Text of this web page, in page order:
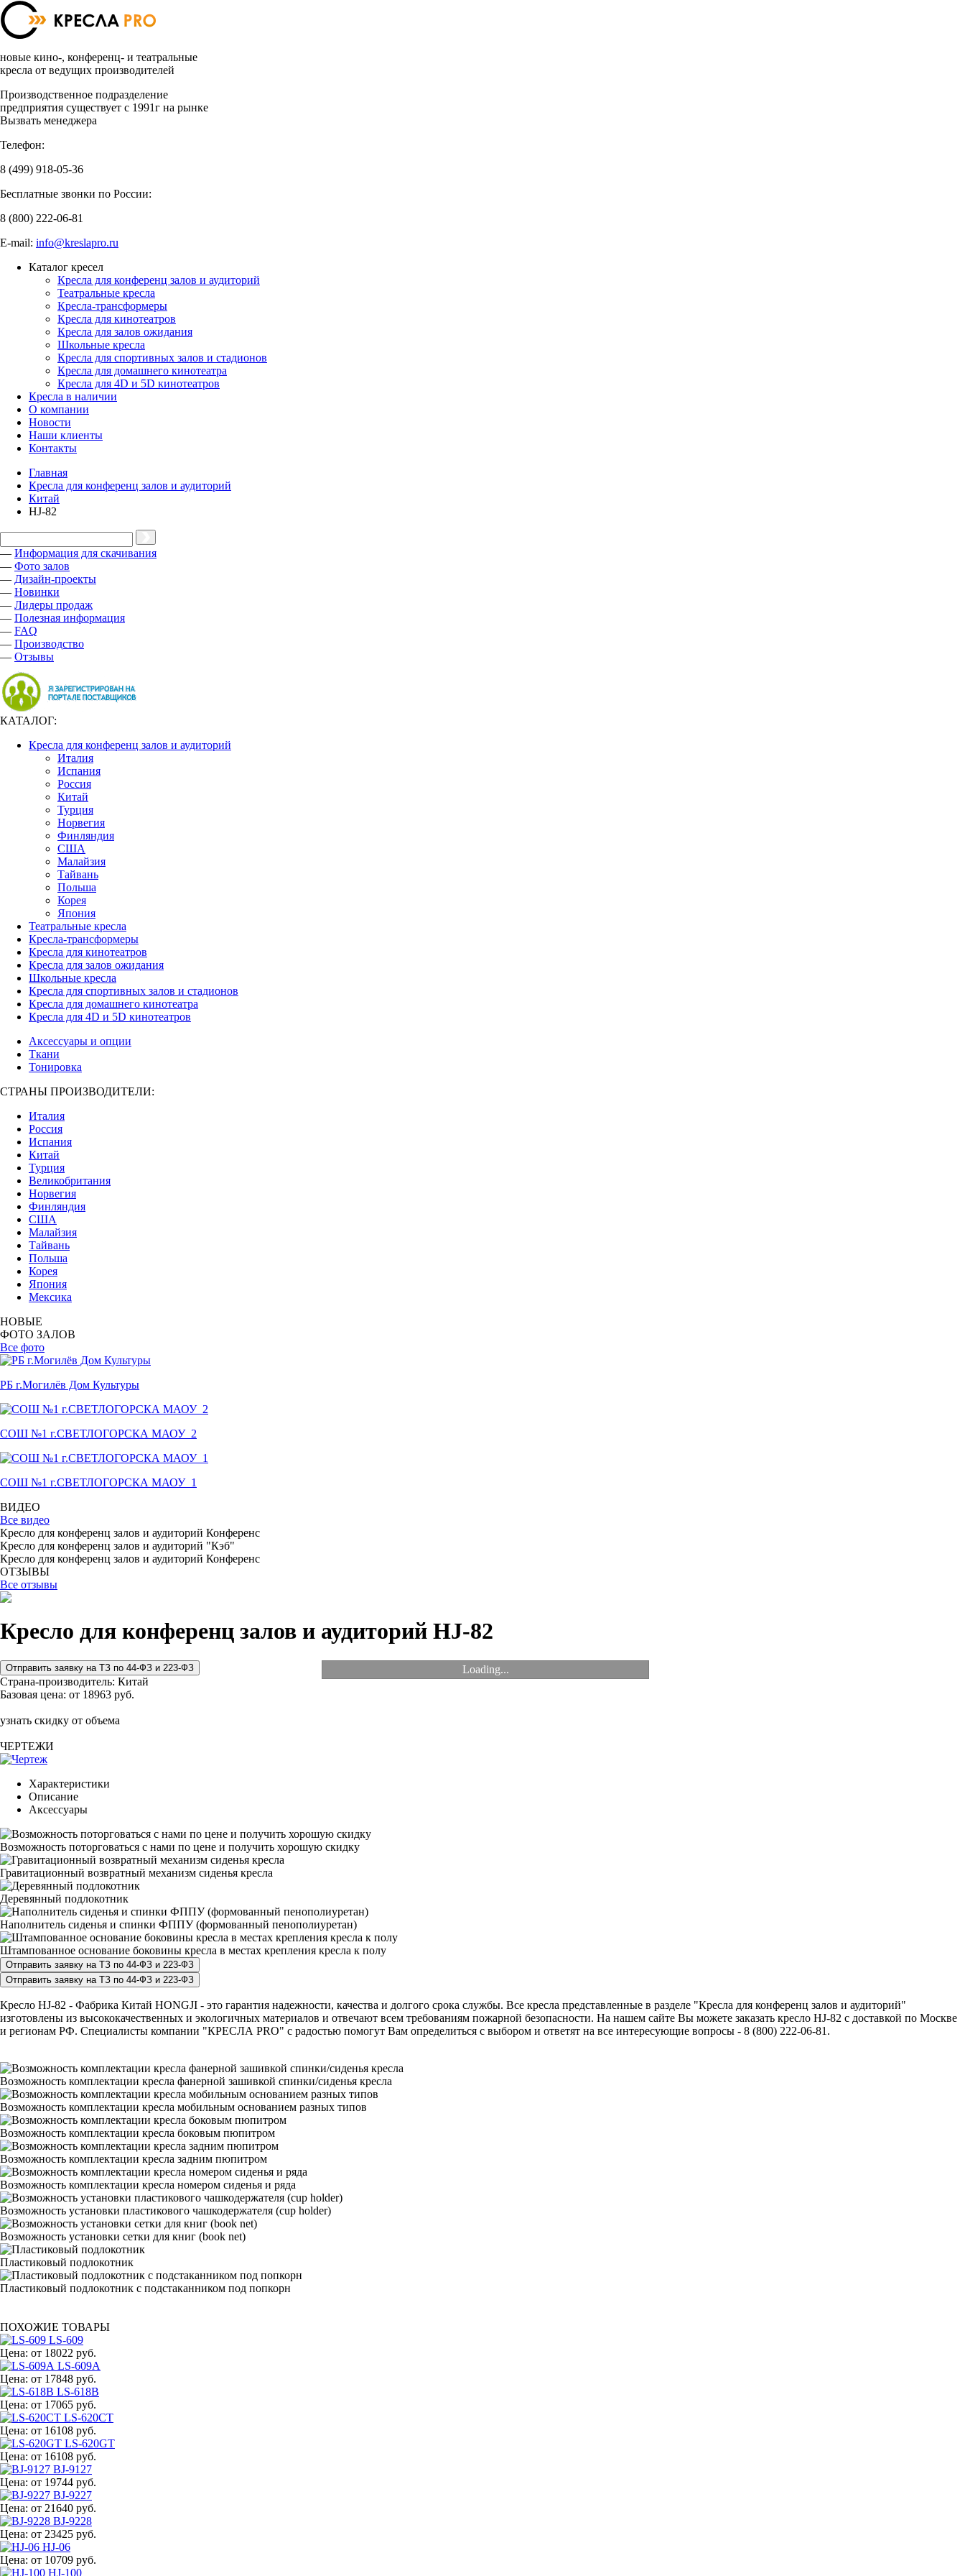
новые кино-, конференц- и театральные
кресла от ведущих производителей
Производственное подразделение
предприятия существует с 1991г на рынке
Вызвать менеджера
Телефон:
8 (499) 918-05-36
Бесплатные звонки по России:
8 (800) 222-06-81
E-mail: info@kreslapro.ru
Каталог кресел
Кресла для конференц залов и аудиторий
Театральные кресла
Кресла-трансформеры
Кресла для кинотеатров
Кресла для залов ожидания
Школьные кресла
Кресла для спортивных залов и стадионов
Кресла для домашнего кинотеатра
Кресла для 4D и 5D кинотеатров
Кресла в наличии
О компании
Новости
Наши клиенты
Контакты
Главная
Кресла для конференц залов и аудиторий
Китай
HJ-82
— Информация для скачивания
— Фото залов
— Дизайн-проекты
— Новинки
— Лидеры продаж
— Полезная информация
— FAQ
— Производство
— Отзывы
КАТАЛОГ:
Кресла для конференц залов и аудиторий
Италия
Испания
Россия
Китай
Турция
Норвегия
Финляндия
США
Малайзия
Тайвань
Польша
Корея
Япония
Театральные кресла
Кресла-трансформеры
Кресла для кинотеатров
Кресла для залов ожидания
Школьные кресла
Кресла для спортивных залов и стадионов
Кресла для домашнего кинотеатра
Кресла для 4D и 5D кинотеатров
Аксессуары и опции
Ткани
Тонировка
СТРАНЫ ПРОИЗВОДИТЕЛИ:
Италия
Россия
Испания
Китай
Турция
Великобритания
Норвегия
Финляндия
США
Малайзия
Тайвань
Польша
Корея
Япония
Мексика
НОВЫЕ
ФОТО ЗАЛОВ
Все фото
РБ г.Могилёв Дом Культуры
СОШ №1 г.СВЕТЛОГОРСКА МАОУ_2
СОШ №1 г.СВЕТЛОГОРСКА МАОУ_1
ВИДЕО
Все видео
Кресло для конференц залов и аудиторий Конференс
Кресло для конференц залов и аудиторий "Кэб"
Кресло для конференц залов и аудиторий Конференс
ОТЗЫВЫ
Все отзывы
Кресло для конференц залов и аудиторий HJ-82
Loading...
Страна-производитель: Китай
Базовая цена: от 18963 руб.
узнать скидку от объема
ЧЕРТЕЖИ
Характеристики
Описание
Аксессуары
Возможность поторговаться с нами по цене и получить хорошую скидку
Гравитационный возвратный механизм сиденья кресла
Деревянный подлокотник
Наполнитель сиденья и спинки ФППУ (формованный пенополиуретан)
Штампованное основание боковины кресла в местах крепления кресла к полу
Кресло HJ-82 - Фабрика Китай HONGJI - это гарантия надежности, качества и долгого срока службы. Все кресла представленные в разделе "Кресла для конференц залов и аудиторий"
изготовлены из высококачественных и экологичных материалов и отвечают всем требованиям пожарной безопасности. На нашем сайте Вы можете заказать кресло HJ-82 с доставкой по Москве
и регионам РФ. Специалисты компании "КРЕСЛА PRO" с радостью помогут Вам определиться с выбором и ответят на все интересующие вопросы - 8 (800) 222-06-81.
Возможность комплектации кресла фанерной зашивкой спинки/сиденья кресла
Возможность комплектации кресла мобильным основанием разных типов
Возможность комплектации кресла боковым пюпитром
Возможность комплектации кресла задним пюпитром
Возможность комплектации кресла номером сиденья и ряда
Возможность установки пластикового чашкодержателя (cup holder)
Возможность установки сетки для книг (book net)
Пластиковый подлокотник
Пластиковый подлокотник с подстаканником под попкорн
ПОХОЖИЕ ТОВАРЫ
LS-609
Цена: от 18022 руб.
LS-609A
Цена: от 17848 руб.
LS-618B
Цена: от 17065 руб.
LS-620CT
Цена: от 16108 руб.
LS-620GT
Цена: от 16108 руб.
BJ-9127
Цена: от 19744 руб.
BJ-9227
Цена: от 21640 руб.
BJ-9228
Цена: от 23425 руб.
HJ-06
Цена: от 10709 руб.
HJ-100